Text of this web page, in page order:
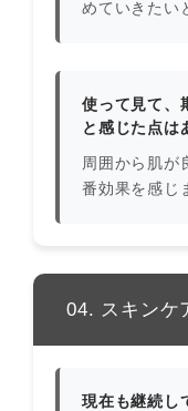
めていきたい
使って見て、
と感じた点は
周囲から肌が
番効果を感じ
04. スキンケ
現在も継続し